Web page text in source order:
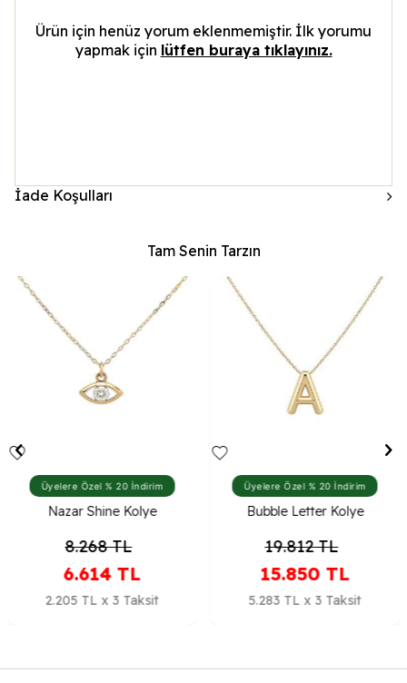
Ürün için henüz yorum eklenmemiştir. İlk yorumu
yapmak için lütfen buraya tıklayınız.
İade Koşulları
Tam Senin Tarzın
Üyelere Özel % 20 İndirim
Nazar Shine Kolye
8.268TL
6.614TL
2.205 TL x 3 Taksit
Üyelere Özel % 20 İndirim
Bubble Letter Kolye
19.812TL
15.850 TL
5.283 TL x 3 Taksit